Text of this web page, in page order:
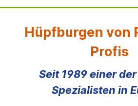
Hüpfburgen von
Profis
Seit 1989 einer
Spezialisten in